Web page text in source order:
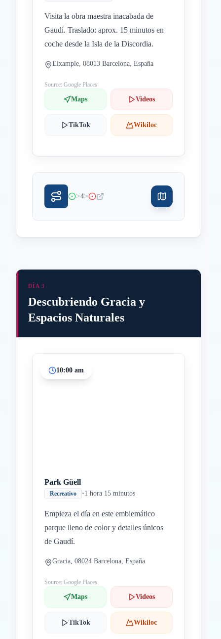
Visita la obra maestra inacabada de
Gaudí. Traslado: aprox. 15 minutos en
coche desde la Isla de la Discordia.
Eixample, 08013 Barcelona, España
Source: Google Places
Maps Videos
TikTok Wikiloc
>4>
DÍA 3
Descubriendo Gracia y
Espacios Naturales
10:00 am
Park Güell
Recreativo •1 hora 15 minutos
Empieza el día en este emblemático
parque lleno de color y detalles únicos
de Gaudí.
Gracia, 08024 Barcelona, España
Source: Google Places
Maps Videos
TikTok Wikiloc